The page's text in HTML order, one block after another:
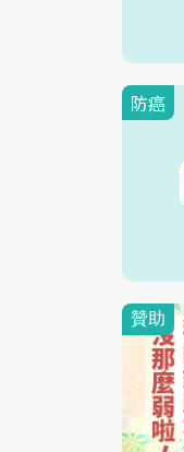
防癌